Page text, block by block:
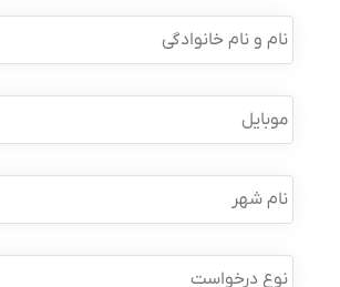
نام
و
نام
موبایل *
نام
شهر
نوع
درخواست *